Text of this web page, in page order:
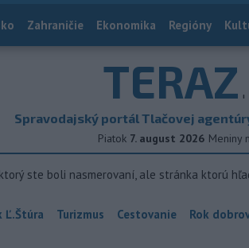
Zahraničie Ekonomika Regióny
TERAZ
Spravodajský portál Tlačovej
Piatok 7. august 2026 Meniny
ste boli nasmerovaní, ale stránka ktorú
Ľ.Štúra Turizmus Cestovanie Rok